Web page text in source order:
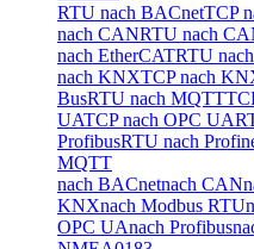
RTU nach BACnetTCP
nach CANRTU nach
nach EtherCATRTU
nach KNXTCP nach
BusRTU nach MQTT
UATCP nach OPC UA
ProfibusRTU nach
MQTT
nach BACnetnach CAN
KNXnach Modbus RTU
OPC UAnach Profibus